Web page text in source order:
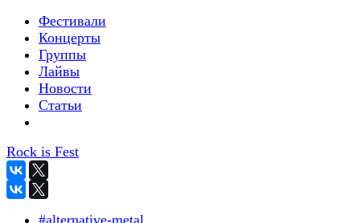
Фестивали
Концерты
Группы
Лайвы
Новости
Статьи
Rock is Fest
#alternative-metal